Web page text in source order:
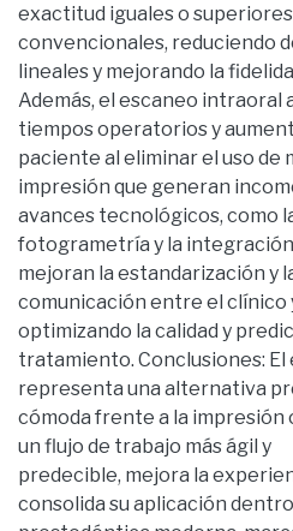
exactitud iguales o
convencionales, reduciendo
lineales y mejorando la
Además, el escaneo intraoral
tiempos operatorios y
paciente al eliminar el uso de
impresión que generan
avances tecnológicos, como
fotogrametría y la integración
mejoran la estandarización y
comunicación entre el clínico
optimizando la calidad y
tratamiento. Conclusiones:
representa una alternativa
cómoda frente a la
un flujo de trabajo más ágil y
predecible, mejora la
consolida su aplicación